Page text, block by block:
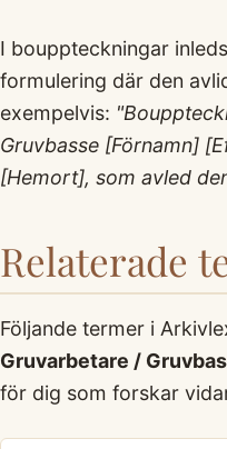
I bouppteckningar
formulering där den
exempelvis:
Gruvbasse [Förnamn]
[Hemort], som avled
Relaterade
Följande termer i
Gruvarbetare /
för dig som forskar